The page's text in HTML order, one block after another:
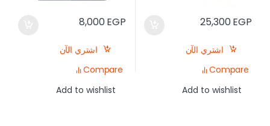
25,300EGP
اشتري الآن
Compare
Add to wishlist
8,000EGP
اشتري الآن
Compare
Add to wishlist